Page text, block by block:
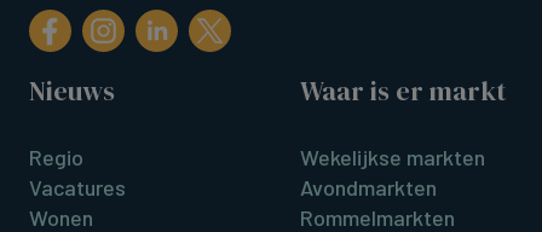
Nieuws
Regio
Vacatures
Wonen
Waar is er markt
Wekelijkse markten
Avondmarkten
Rommelmarkten